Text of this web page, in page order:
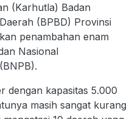
(Karhutla) Badan
(BPBD) Provinsi
penambahan enam
Nasional
dengan kapasitas 5.000
masih sangat kurang